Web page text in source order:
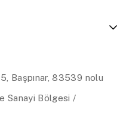
Başpınar, 83539 nolu
Sanayi Bölgesi /